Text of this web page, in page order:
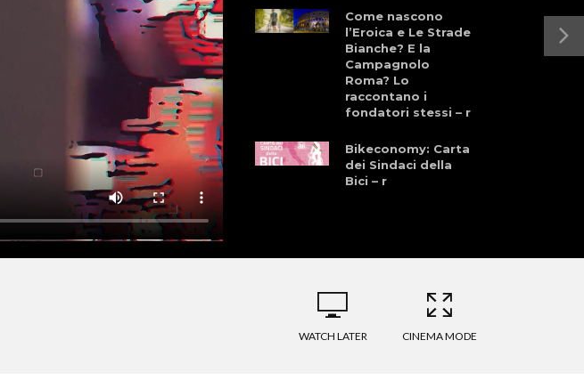
Come nascono
l’Eroica e Le Strade
Bianche? E la
Campagnolo
Roma? Lo
raccontano i
fondatori stessi – r
Bikeconomy: Carta
dei Sindaci della
Bici – r
Tafi sulla sua
carriera – r
WATCH LATER CINEMA MODE